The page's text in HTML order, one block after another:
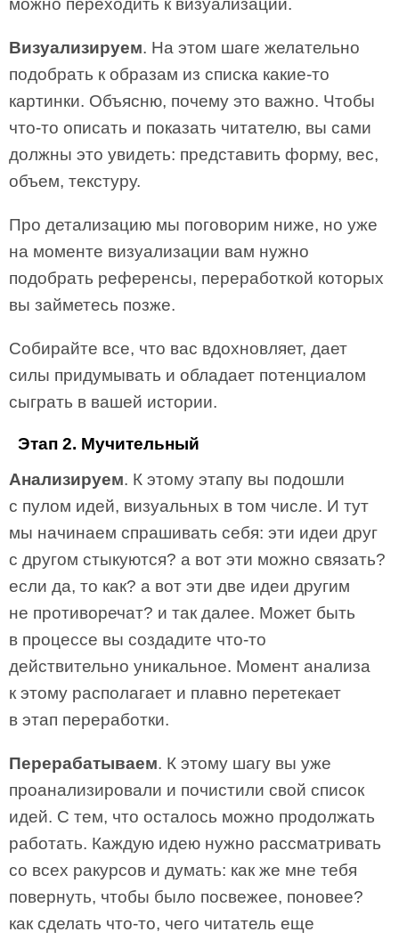
можно переходить к визуализации.
Визуализируем. На этом шаге желательно
подобрать к образам из списка какие-то
картинки. Объясню, почему это важно. Чтобы
что-то описать и показать читателю, вы сами
должны это увидеть: представить форму, вес,
объем, текстуру.
Про детализацию мы поговорим ниже, но уже
на моменте визуализации вам нужно
подобрать референсы, переработкой которых
вы займетесь позже.
Собирайте все, что вас вдохновляет, дает
силы придумывать и обладает потенциалом
сыграть в вашей истории.
Этап 2. Мучительный
Анализируем. К этому этапу вы подошли
с пулом идей, визуальных в том числе. И тут
мы начинаем спрашивать себя: эти идеи друг
с другом стыкуются? а вот эти можно связать?
если да, то как? а вот эти две идеи другим
не противоречат? и так далее. Может быть
в процессе вы создадите что-то
действительно уникальное. Момент анализа
к этому располагает и плавно перетекает
в этап переработки.
Перерабатываем. К этому шагу вы уже
проанализировали и почистили свой список
идей. С тем, что осталось можно продолжать
работать. Каждую идею нужно рассматривать
со всех ракурсов и думать: как же мне тебя
повернуть, чтобы было посвежее, поновее?
как сделать что-то, чего читатель еще